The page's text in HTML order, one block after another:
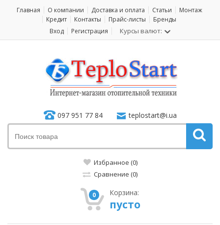
Главная О компании Доставка и оплата Статьи
Монтаж
Кредит
Контакты Прайс-листы
Бренды
Вход
Регистрация Курсы валют:
097 951 77 84 teplostart@i.ua
Избранное (0)
Сравнение (0)
0 Корзина:
пусто